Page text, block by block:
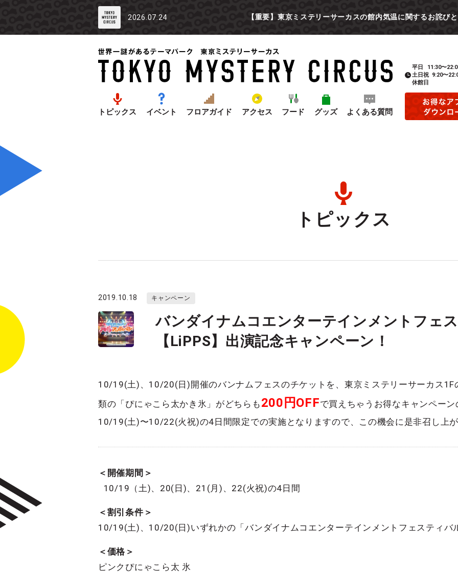
2026.07.24 【重要】東京ミステリーサーカスの館内気温に関するお詫び
トピックス イベント フロアガイド アクセス フード グッズ よくある質問
平日
11:30〜
土日祝 9:20〜
休館日
トピックス
2019.10.18 キャンペーン
バンダイナムコエンターテインメントフェ
【LiPPS】出演記念キャンペーン！
10/19(土)、10/20(日)開催のバンナムフェスのチケットを、東京ミステリーサーカス1F
類の「ぴにゃこら太かき氷」がどちらも 200円OFFで買えちゃうお得なキャンペー
10/19(土)〜10/22(火祝)の4日間限定での実施となりますので、この機会に是非召し上
＜開催期間＞
10/19（土)、20(日)、21(月)、22(火祝)の4日間
＜割引条件＞
10/19(土)、10/20(日)いずれかの「バンダイナムコエンターテインメントフェスティバ
＜価格＞
ピンクぴにゃこら太 氷